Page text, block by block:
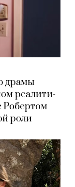
драмы
реалити-
Робертом
роли